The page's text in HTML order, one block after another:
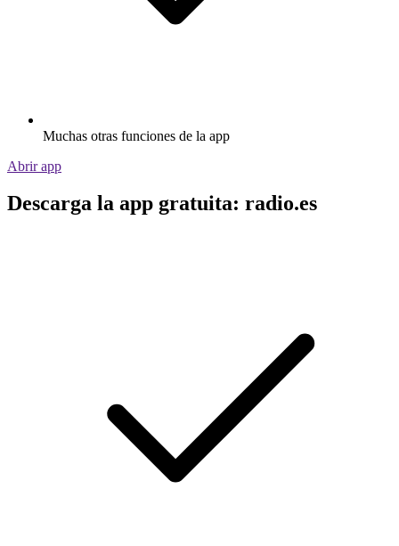
Muchas otras funciones de la app
Abrir app
Descarga la app gratuita: radio.es